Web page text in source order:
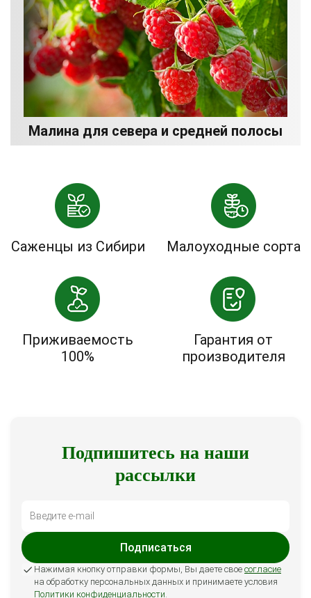
Малина для севера и средней полосы
Саженцы из Сибири Малоуходные сорта
Приживаемость
100%
Гарантия от
производителя
Подпишитесь на наши
рассылки
Подписаться
Нажимая кнопку отправки формы, Вы даете свое согласие
на обработку персональных данных и принимаете условия
Политики конфиденциальности.